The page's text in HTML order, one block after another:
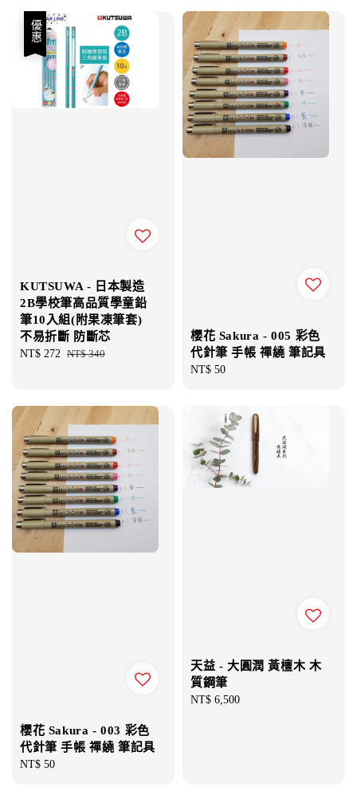
優惠
KUTSUWA - 日本製造
2B學校筆高品質學童鉛
筆10入組(附果凍筆套)
不易折斷 防斷芯
Sale
NT$ 272 Regular
NT$ 340
櫻花 Sakura - 005 彩色
代針筆 手帳 禪繞 筆記具
Regular
NT$ 50
櫻花 Sakura - 003 彩色
代針筆 手帳 禪繞 筆記具
Regular
NT$ 50
天益 - 大圓潤 黃檀木 木
質鋼筆
Regular
NT$ 6,500